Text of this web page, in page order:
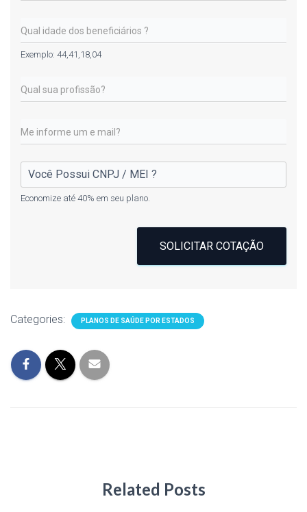
Exemplo: 44,41,18,04
Economize até 40% em seu plano.
SOLICITAR COTAÇÃO
Categories: PLANOS DE SAÚDE POR ESTADOS
Related Posts